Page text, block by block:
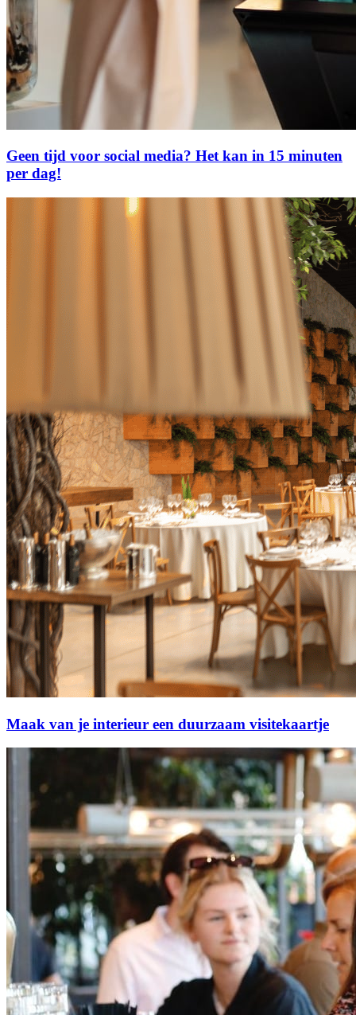
Geen tijd voor social media? Het kan in 15 minuten
per dag!
Maak van je interieur een duurzaam visitekaartje